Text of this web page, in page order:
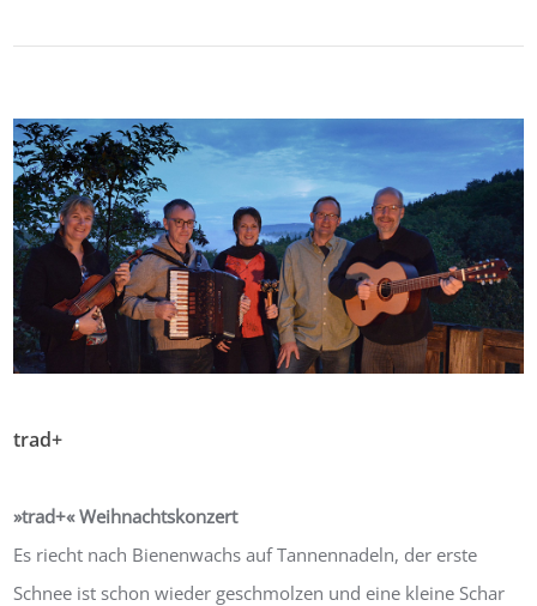
trad+
»trad+« Weihnachtskonzert
Es riecht nach Bienenwachs auf Tannennadeln, der erste
Schnee ist schon wieder geschmolzen und eine kleine Schar